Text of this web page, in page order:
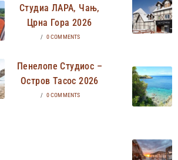
Студиа ЛАРА, Чањ,
Црна Гора 2026
/ 0 COMMENTS
Пенелопе Студиос –
Остров Тасос 2026
/ 0 COMMENTS